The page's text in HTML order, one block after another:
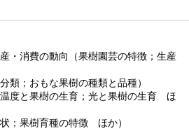
・消費の動向（果樹園芸の特徴；生産
類；おもな果樹の種類と品種）
度と果樹の生育；光と果樹の生育 ほ
；果樹育種の特徴 ほか）